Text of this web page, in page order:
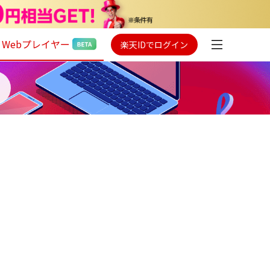
Webプレイヤー 楽天IDでログイン